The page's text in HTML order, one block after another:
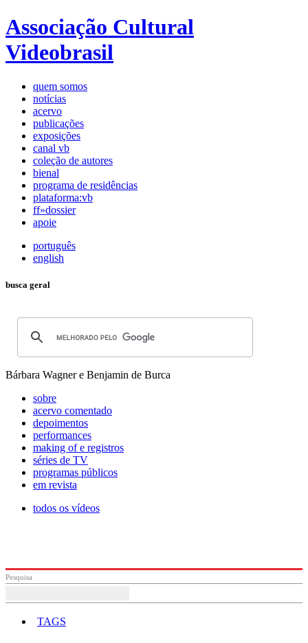
Associação Cultural
Videobrasil
quem somos
notícias
acervo
publicações
exposições
canal vb
coleção de autores
bienal
programa de residências
plataforma:vb
ff»dossier
apoie
português
english
busca geral
Bárbara Wagner e Benjamin de Burca
sobre
acervo comentado
depoimentos
performances
making of e registros
séries de TV
programas públicos
em revista
todos os vídeos
Pesquisa
TAGS